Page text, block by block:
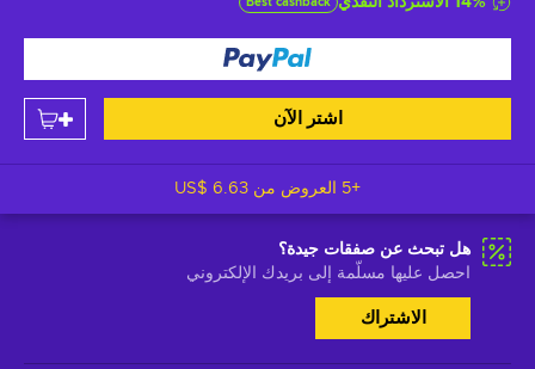
Best cashback
اشتر الآن
+5 العروض من US$ 6.63
هل تبحث عن صفقات جيدة؟
احصل عليها مسلّمة إلى بريدك الإلكتروني
الاشتراك